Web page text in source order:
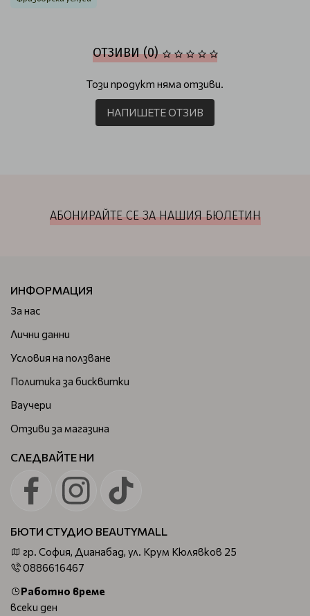
ОТЗИВИ (0)
Този продукт няма отзиви.
НАПИШЕТЕ ОТЗИВ
АБОНИРАЙТЕ СЕ ЗА НАШИЯ БЮЛЕТИН
ИНФОРМАЦИЯ
За нас
Лични данни
Условия на ползване
Политика за бисквитки
Ваучери
Отзиви за магазина
СЛЕДВАЙТЕ НИ
БЮТИ СТУДИО BEAUTYMALL
гр. София, Дианабад, ул. Крум Кюлявков 25
0886616467
Работно време
всеки ден